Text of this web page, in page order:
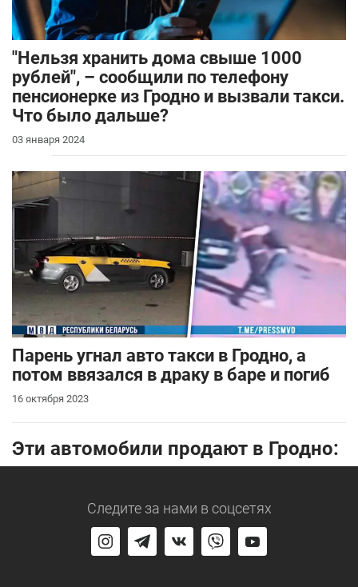
"Нельзя хранить дома свыше 1000
рублей", – сообщили по телефону
пенсионерке из Гродно и вызвали такси.
Что было дальше?
03 января 2024
Парень угнал авто такси в Гродно, а
потом ввязался в драку в баре и погиб
16 октября 2023
Эти автомобили продают в Гродно:
Следите за нами в соцсетях